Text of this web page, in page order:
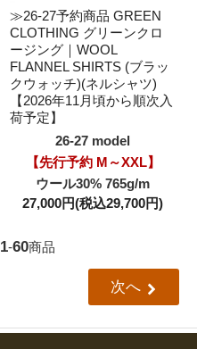
≫26-27予約商品 GREEN
CLOTHING グリーンクロ
ージング｜WOOL
FLANNEL SHIRTS (ブラッ
クウォッチ)(ネルシャツ)
【2026年11月頃から順次入
荷予定】
26-27 model
【先行予約 M～XXL】
ウール30% 765g/m
27,000円(税込29,700円)
1-60商品
次へ